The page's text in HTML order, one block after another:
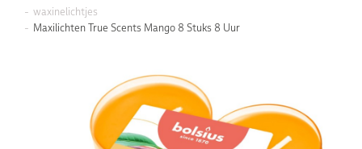
waxinelichtjes
Maxilichten True Scents Mango 8 Stuks 8 Uur